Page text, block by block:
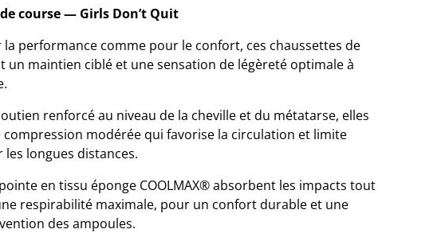
course — Girls Don’t Quit
la performance comme pour le confort, ces chaussettes de
un maintien ciblé et une sensation de légèreté optimale à
renforcé au niveau de la cheville et du métatarse, elles
modérée qui favorise la circulation et limite
les longues distances.
en tissu éponge COOLMAX® absorbent les impacts tout
respirabilité maximale, pour un confort durable et une
des ampoules.